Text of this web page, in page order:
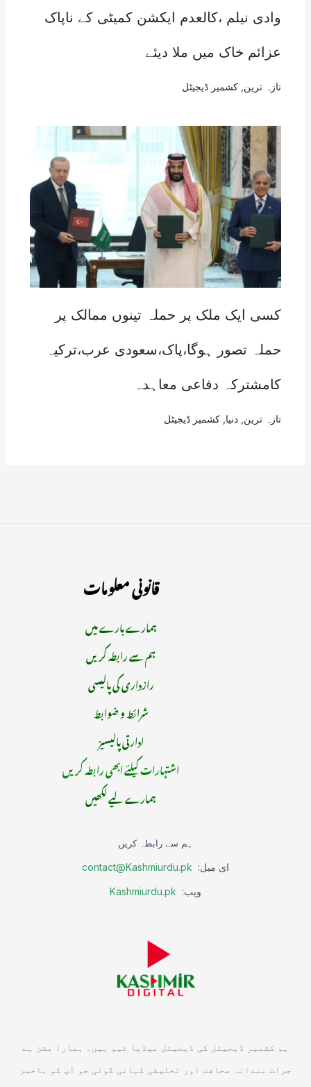
وادی نیلم ،کالعدم ایکشن کمیٹی کے ناپاک
عزائم خاک میں ملا دیئے
تازہ ترین کشمیر ڈیجیٹل
کسی ایک ملک پر حملہ تینوں ممالک پر
حملہ تصور ہوگا،پاک،سعودی عرب،ترکیہ
کامشترکہ دفاعی معاہدہ
تازہ ترین دنیا کشمیر ڈیجیٹل
قانونی معلومات
ہمارے بارے میں
ہم سے رابطہ کریں
رازداری کی پالیسی
شرائط و ضوابط
ادارتی پالیسیز
اشتہارات کیلئے ابھی رابطہ کریں
ہمارے لیے لکھیں
ہم سے رابطہ کریں
ای میل: contact@Kashmiurdu.pk
ویب: Kashmiurdu.pk
ہم کشمیر ڈیجیٹل کی ڈیجیٹل میڈیا ٹیم ہیں۔ ہمارا مشن ہے
جرات مندانہ صحافت اور تخلیقی کہانی گوئی جو آپ کو باخبر